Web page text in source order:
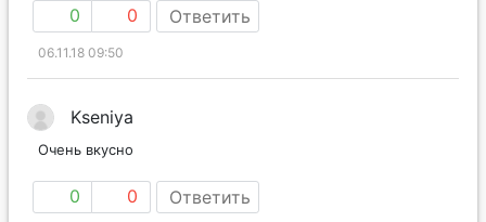
0 0 Ответить
06.11.18 09:50
Kseniya
Очень вкусно
0 0 Ответить